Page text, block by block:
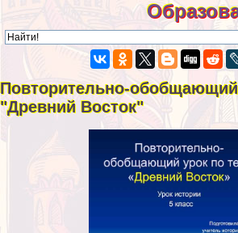
Повторительно-
"Древний Восток"